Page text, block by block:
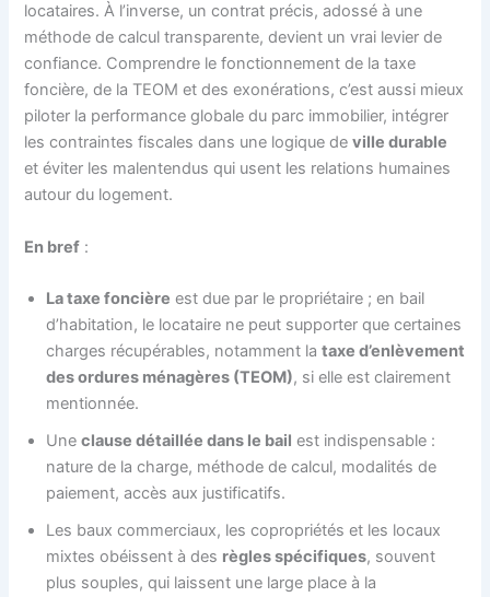
locataires. À l’inverse, un contrat précis, adossé à une
méthode de calcul transparente, devient un vrai levier de
confiance. Comprendre le fonctionnement de la taxe
foncière, de la TEOM et des exonérations, c’est aussi mieux
piloter la performance globale du parc immobilier, intégrer
les contraintes fiscales dans une logique deville durable
et éviter les malentendus qui usent les relations humaines
autour du logement.
En bref :
La taxe foncière est due par le propriétaire ; en bail
d’habitation, le locataire ne peut supporter que certaines
charges récupérables, notamment lataxe d’enlèvement
des ordures ménagères (TEOM), si elle est clairement
mentionnée.
Uneclause détaillée dans le bail est indispensable :
nature de la charge, méthode de calcul, modalités de
paiement, accès aux justificatifs.
Les baux commerciaux, les copropriétés et les locaux
mixtes obéissent à des règles spécifiques, souvent
plus souples, qui laissent une large place à la